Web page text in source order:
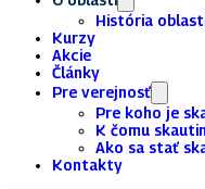
História
Kurzy
Akcie
Články
Pre verejnosť
Pre koho je
K čomu
Ako sa stať
Kontakty